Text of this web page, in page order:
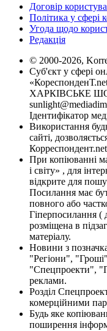
Договір
Політика у сфері
Угода щодо
Редакція
© 2000-2026,
Суб'єкт у сфері
ХАРКІВСЬКЕ
Ідентифікатор
Використання
сайті,
При копіюванні
і світу» , для
відкрите для
Посилання має
повного або
Гіперпосилання (
розміщена в
матеріалу.
Новини з
"Регіони",
"Спецпроекти",
реклами.
Розділ
комерційними
Будь яке
поширення